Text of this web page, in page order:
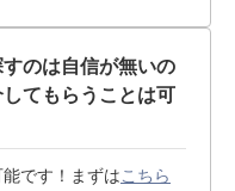
のは自信が無いの
てもらうことは可
です！まずはこちら